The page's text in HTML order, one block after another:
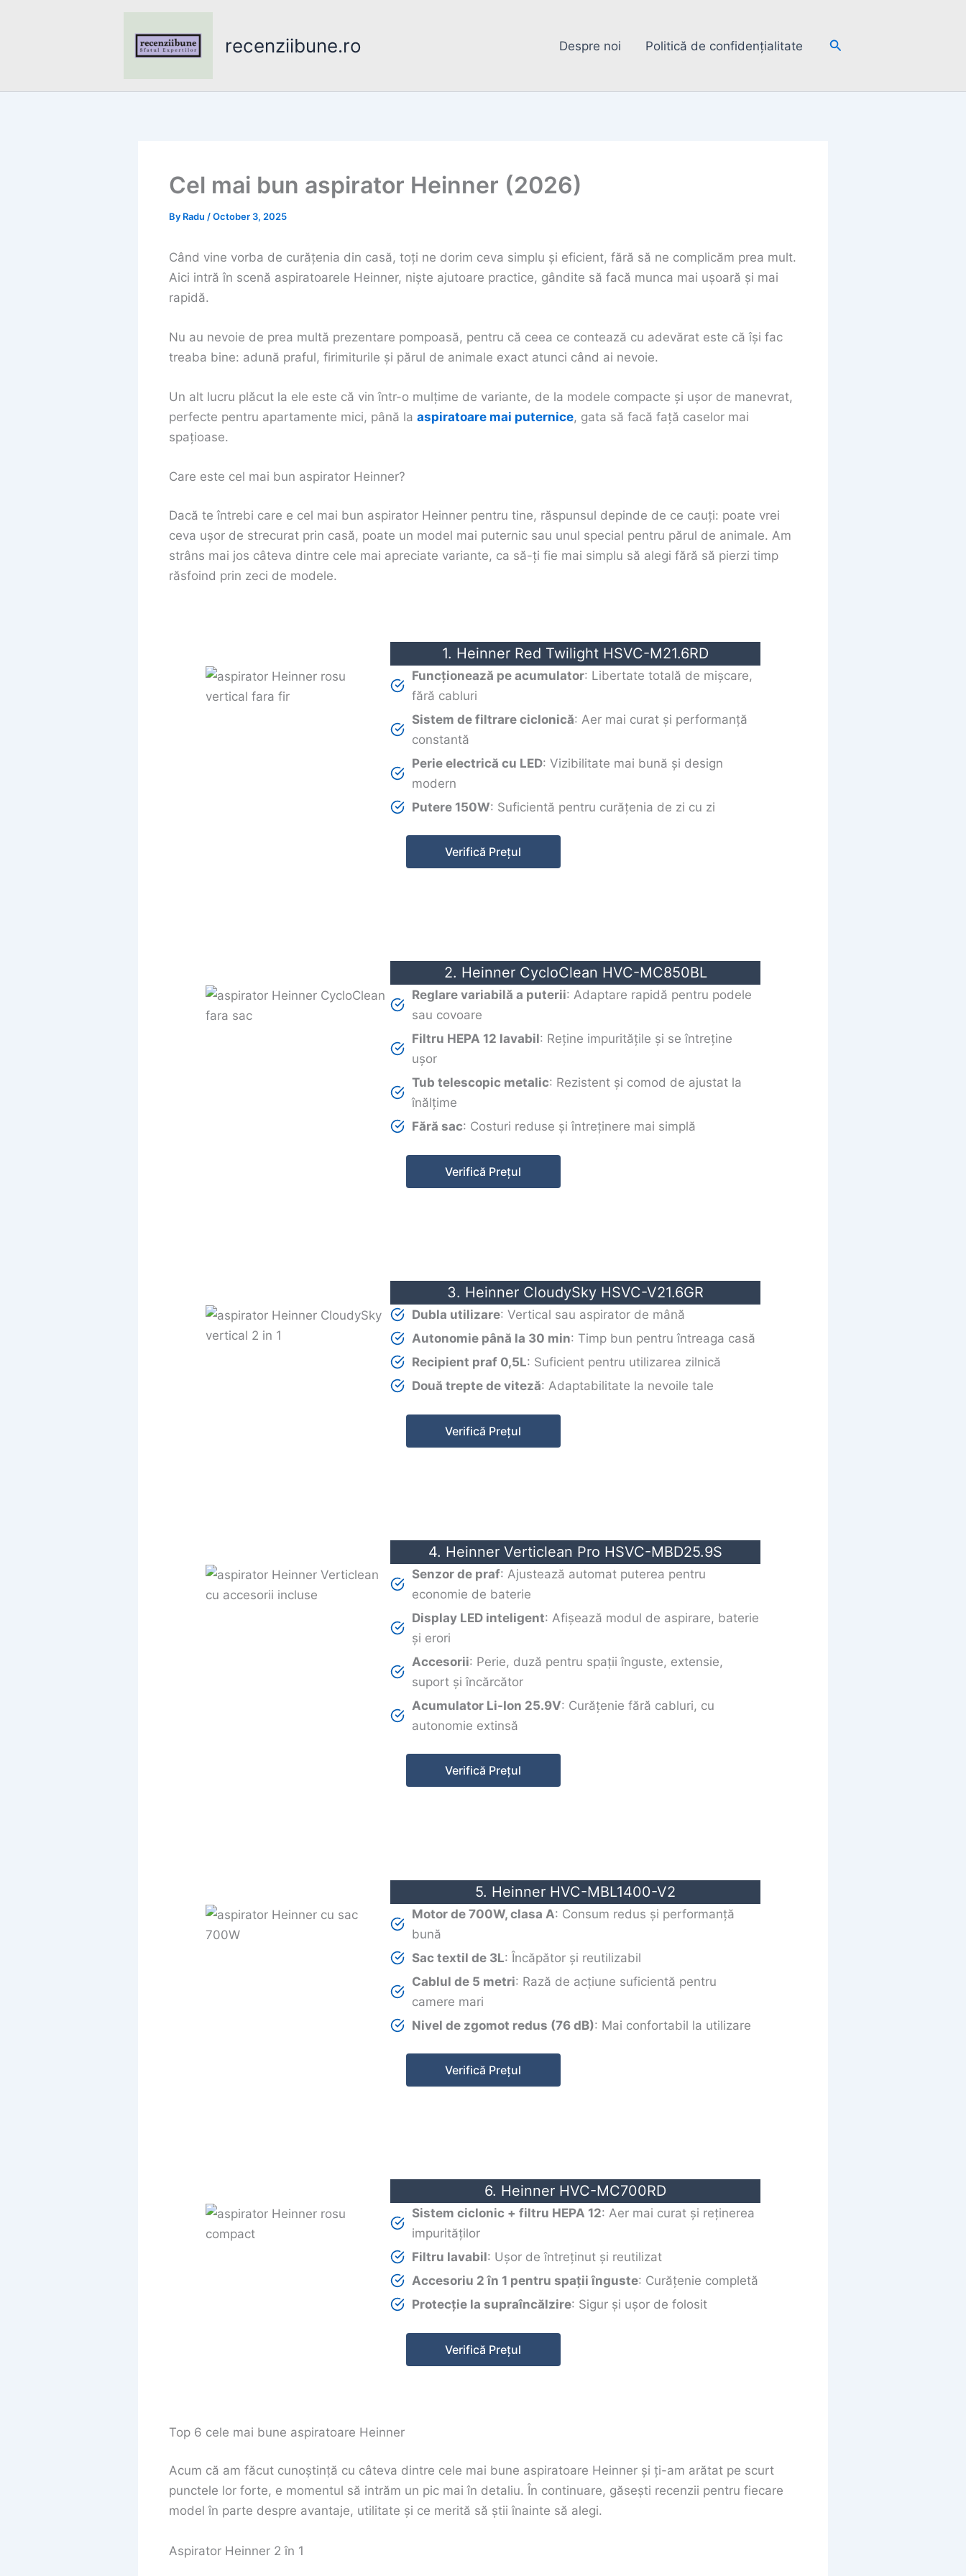
recenziibune.ro Despre noi Politică de confidențialitate Search
Cel mai bun aspirator Heinner (2026)
By Radu /October 3, 2025
Când vine vorba de curățenia din casă, toți ne dorim ceva simplu și eficient, fără să ne complicăm prea mult.
Aici intră în scenă aspiratoarele Heinner, niște ajutoare practice, gândite să facă munca mai ușoară și mai
rapidă.
Nu au nevoie de prea multă prezentare pompoasă, pentru că ceea ce contează cu adevărat este că își fac
treaba bine: adună praful, firimiturile și părul de animale exact atunci când ai nevoie.
Un alt lucru plăcut la ele este că vin într-o mulțime de variante, de la modele compacte și ușor de manevrat,
perfecte pentru apartamente mici, până la aspiratoare mai puternice, gata să facă față caselor mai
spațioase.
Care este cel mai bun aspirator Heinner?
Dacă te întrebi care e cel mai bun aspirator Heinner pentru tine, răspunsul depinde de ce cauți: poate vrei
ceva ușor de strecurat prin casă, poate un model mai puternic sau unul special pentru părul de animale. Am
strâns mai jos câteva dintre cele mai apreciate variante, ca să-ți fie mai simplu să alegi fără să pierzi timp
răsfoind prin zeci de modele.
1. Heinner Red Twilight HSVC-M21.6RD
Funcționează pe acumulator: Libertate totală de mișcare,
fără cabluri
Sistem de filtrare ciclonică: Aer mai curat și performanță
constantă
Perie electrică cu LED: Vizibilitate mai bună și design
modern
Putere 150W: Suficientă pentru curățenia de zi cu zi
Verifică Prețul
2. Heinner CycloClean HVC-MC850BL
Reglare variabilă a puterii: Adaptare rapidă pentru podele
sau covoare
Filtru HEPA 12 lavabil: Reține impuritățile și se întreține
ușor
Tub telescopic metalic: Rezistent și comod de ajustat la
înălțime
Fără sac: Costuri reduse și întreținere mai simplă
Verifică Prețul
3. Heinner CloudySky HSVC-V21.6GR
Dubla utilizare: Vertical sau aspirator de mână
Autonomie până la 30 min: Timp bun pentru întreaga casă
Recipient praf 0,5L: Suficient pentru utilizarea zilnică
Două trepte de viteză: Adaptabilitate la nevoile tale
Verifică Prețul
4. Heinner Verticlean Pro HSVC-MBD25.9S
Senzor de praf: Ajustează automat puterea pentru
economie de baterie
Display LED inteligent: Afișează modul de aspirare, baterie
și erori
Accesorii: Perie, duză pentru spații înguste, extensie,
suport și încărcător
Acumulator Li-Ion 25.9V: Curățenie fără cabluri, cu
autonomie extinsă
Verifică Prețul
5. Heinner HVC-MBL1400-V2
Motor de 700W, clasa A: Consum redus și performanță
bună
Sac textil de 3L: Încăpător și reutilizabil
Cablul de 5 metri: Rază de acțiune suficientă pentru
camere mari
Nivel de zgomot redus (76 dB): Mai confortabil la utilizare
Verifică Prețul
6. Heinner HVC-MC700RD
Sistem ciclonic + filtru HEPA 12: Aer mai curat și reținerea
impurităților
Filtru lavabil: Ușor de întreținut și reutilizat
Accesoriu 2 în 1 pentru spații înguste: Curățenie completă
Protecție la supraîncălzire: Sigur și ușor de folosit
Verifică Prețul
Top 6 cele mai bune aspiratoare Heinner
Acum că am făcut cunoștință cu câteva dintre cele mai bune aspiratoare Heinner și ți-am arătat pe scurt
punctele lor forte, e momentul să intrăm un pic mai în detaliu. În continuare, găsești recenzii pentru fiecare
model în parte despre avantaje, utilitate și ce merită să știi înainte să alegi.
Aspirator Heinner 2 în 1